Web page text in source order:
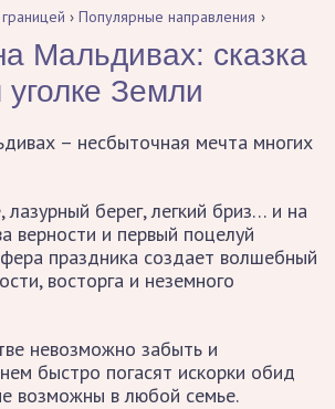
› Популярные направления
Мальдивах: сказка
Земли
– несбыточная мечта многих
лазурный берег, легкий бриз… и на
верности и первый поцелуй
праздника создает волшебный
восторга и неземного
невозможно забыть и
быстро погасят искорки обид
возможны в любой семье.